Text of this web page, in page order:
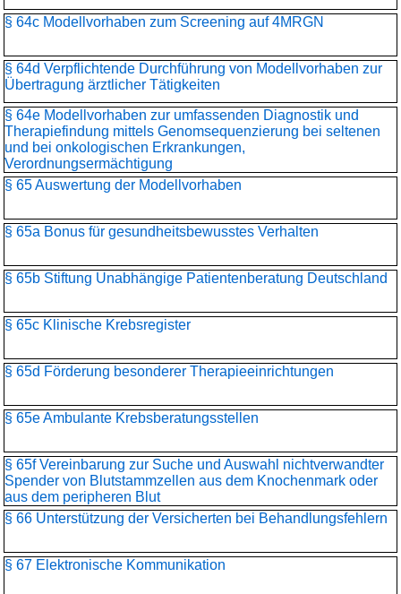
§ 64c Modellvorhaben zum Screening auf 4MRGN
§ 64d Verpflichtende Durchführung von Modellvorhaben zur
Übertragung ärztlicher Tätigkeiten
§ 64e Modellvorhaben zur umfassenden Diagnostik und
Therapiefindung mittels Genomsequenzierung bei seltenen
und bei onkologischen Erkrankungen,
Verordnungsermächtigung
§ 65 Auswertung der Modellvorhaben
§ 65a Bonus für gesundheitsbewusstes Verhalten
§ 65b Stiftung Unabhängige Patientenberatung Deutschland
§ 65c Klinische Krebsregister
§ 65d Förderung besonderer Therapieeinrichtungen
§ 65e Ambulante Krebsberatungsstellen
§ 65f Vereinbarung zur Suche und Auswahl nichtverwandter
Spender von Blutstammzellen aus dem Knochenmark oder
aus dem peripheren Blut
§ 66 Unterstützung der Versicherten bei Behandlungsfehlern
§ 67 Elektronische Kommunikation